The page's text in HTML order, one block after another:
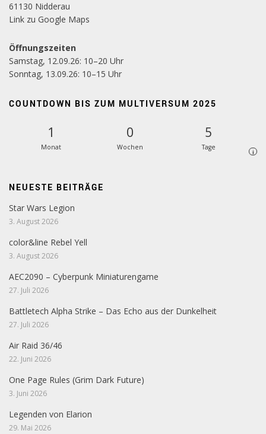
61130 Nidderau
Link zu Google Maps
Öffnungszeiten
Samstag, 12.09.26: 10–20 Uhr
Sonntag, 13.09.26: 10–15 Uhr
COUNTDOWN BIS ZUM MULTIVERSUM 2025
1
Monat
0
Wochen
5
Tage
i
NEUESTE BEITRÄGE
Star Wars Legion
3. August 2026
color&line Rebel Yell
3. August 2026
AEC2090 – Cyberpunk Miniaturengame
27. Juli 2026
Battletech Alpha Strike – Das Echo aus der Dunkelheit
27. Juli 2026
Air Raid 36/46
22. Juni 2026
One Page Rules (Grim Dark Future)
3. Juni 2026
Legenden von Elarion
29. Mai 2026